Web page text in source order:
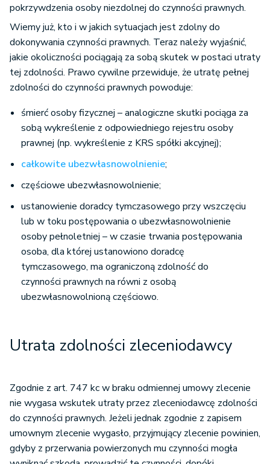
pokrzywdzenia osoby niezdolnej do czynności prawnych.
Wiemy już, kto i w jakich sytuacjach jest zdolny do
dokonywania czynności prawnych. Teraz należy wyjaśnić,
jakie okoliczności pociągają za sobą skutek w postaci utraty
tej zdolności. Prawo cywilne przewiduje, że utratę pełnej
zdolności do czynności prawnych powoduje:
śmierć osoby fizycznej – analogiczne skutki pociąga za
sobą wykreślenie z odpowiedniego rejestru osoby
prawnej (np. wykreślenie z KRS spółki akcyjnej);
całkowite ubezwłasnowolnienie;
częściowe ubezwłasnowolnienie;
ustanowienie doradcy tymczasowego przy wszczęciu
lub w toku postępowania o ubezwłasnowolnienie
osoby pełnoletniej – w czasie trwania postępowania
osoba, dla której ustanowiono doradcę
tymczasowego, ma ograniczoną zdolność do
czynności prawnych na równi z osobą
ubezwłasnowolnioną częściowo.
Utrata zdolności zleceniodawcy
Zgodnie z art. 747 kc w braku odmiennej umowy zlecenie
nie wygasa wskutek utraty przez zleceniodawcę zdolności
do czynności prawnych. Jeżeli jednak zgodnie z zapisem
umownym zlecenie wygasło, przyjmujący zlecenie powinien,
gdyby z przerwania powierzonych mu czynności mogła